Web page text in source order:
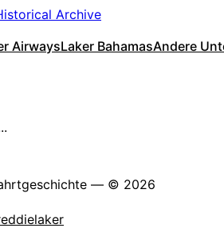
Archive
AirwaysLaker BahamasAndere
— © 2026